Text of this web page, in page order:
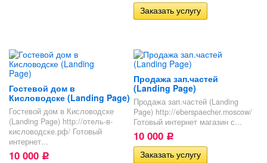
Гостевой дом в
Кисловодске (Landing Page)
Гостевой дом в Кисловодске
(Landing Page) http://отель-в-
кисловодске.рф/ Готовый
интернет...
10 000 Р
Продажа зап.частей
(Landing Page)
Продажа зап.частей (Landing
Page) http://eberspaecher.moscow/
Готовый интернет магазин с...
10 000 Р